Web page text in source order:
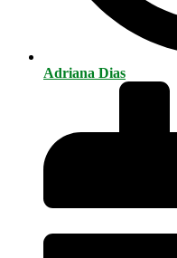
Adriana Dias